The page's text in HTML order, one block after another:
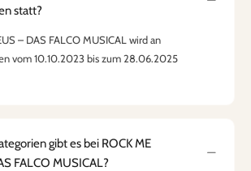
statt?
– DAS FALCO MUSICAL wird an
vom 10.10.2023 bis zum 28.06.2025
gibt es bei ROCK ME
FALCO MUSICAL?